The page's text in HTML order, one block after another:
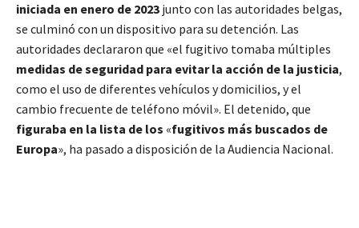
iniciada en enero de 2023 junto con las autoridades belgas,
se culminó con un dispositivo para su detención. Las
autoridades declararon que «el fugitivo tomaba múltiples
medidas de seguridad para evitar la acción de la justicia,
como el uso de diferentes vehículos y domicilios, y el
cambio frecuente de teléfono móvil». El detenido, que
figuraba en la lista de los «fugitivos más buscados de
Europa», ha pasado a disposición de la Audiencia Nacional.